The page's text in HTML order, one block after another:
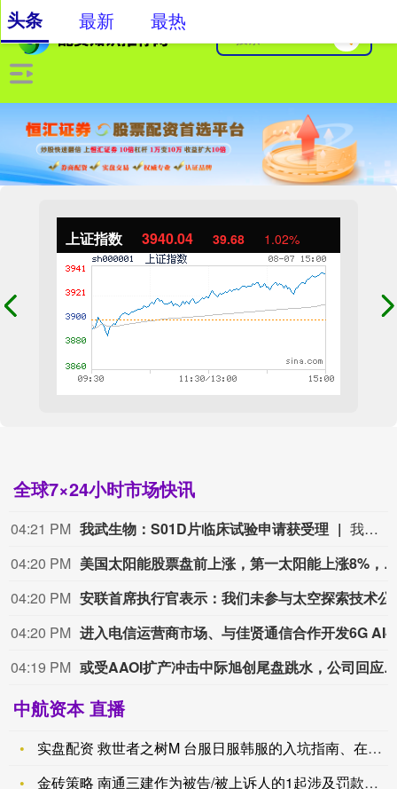
上证指数 3940.04 39.68 1.02%
全球7×24小时市场快讯
04:21 PM 我武生物：S01D片临床试验申请获受理
我武生物公告，公司近日获得国家药品监督管理局发出的《受理通知书》，S01D片药物临床试验申请已获正式受理。该药品注册分类为化学药品1类，拟用于耐药肺结核成人患者的治疗。截至公告披露日，国内外尚未有相同化学药物获批上市。
04:20 PM
美国太阳能股票盘前上涨，第一太阳能上涨8%，太阳能边缘科技上涨2.4%；景顺太阳能交易型开放式指数基金上涨1.4%。
04:20 PM
04:20 PM
04:19 PM
或受AAOI扩产冲击中际旭创尾盘跳水，公司回应：公司7月订单指引至今有效
中航资本 直播
实盘配资 救世者之树M 台服日服韩服的入坑指南、在哪下载更新
金砖策略 南通三建作为被告/被上诉人的1起涉及罚款的诉讼将于
头条 最新 最热